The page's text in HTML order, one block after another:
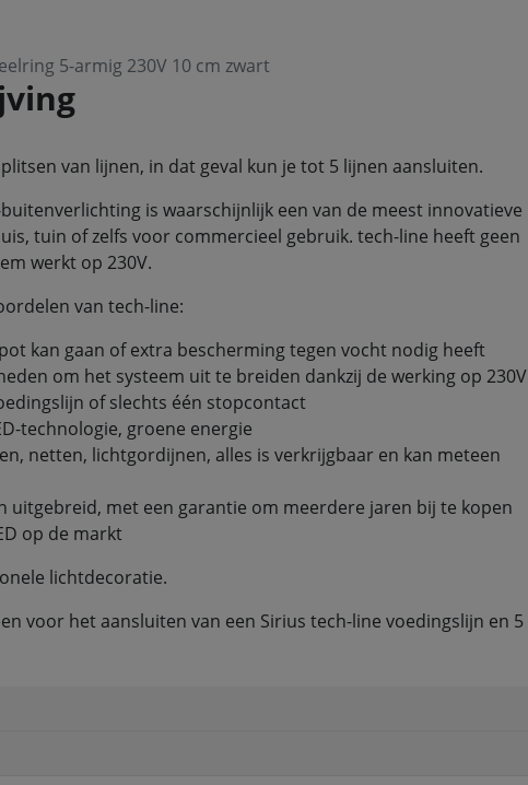
5-armig 230V 10 cm zwart
van lijnen, in dat geval kun je tot 5 lijnen aansluiten.
is waarschijnlijk een van de meest innovatieve
tuin of zelfs voor commercieel gebruik. tech-line heeft geen
werkt op 230V.
van tech-line:
kan gaan of extra bescherming tegen vocht nodig heeft
om het systeem uit te breiden dankzij de werking op 230V
of slechts één stopcontact
technologie, groene energie
netten, lichtgordijnen, alles is verkrijgbaar en kan meteen
uitgebreid, met een garantie om meerdere jaren bij te kopen
op de markt
lichtdecoratie.
voor het aansluiten van een Sirius tech-line voedingslijn en 5